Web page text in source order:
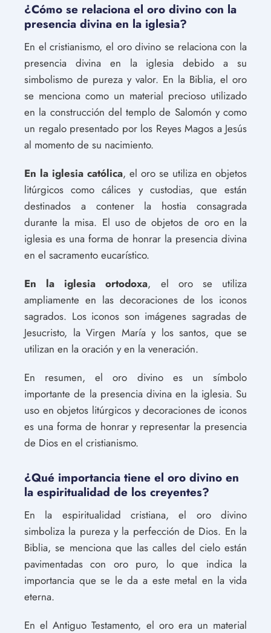
¿Cómo se relaciona el oro divino con la
presencia divina en la iglesia?
En el cristianismo, el oro divino se relaciona con la
presencia divina en la iglesia debido a su
simbolismo de pureza y valor. En la Biblia, el oro
se menciona como un material precioso utilizado
en la construcción del templo de Salomón y como
un regalo presentado por los Reyes Magos a Jesús
al momento de su nacimiento.
En la iglesia católica, el oro se utiliza en objetos
litúrgicos como cálices y custodias, que están
destinados a contener la hostia consagrada
durante la misa. El uso de objetos de oro en la
iglesia es una forma de honrar la presencia divina
en el sacramento eucarístico.
En la iglesia ortodoxa, el oro se utiliza
ampliamente en las decoraciones de los iconos
sagrados. Los iconos son imágenes sagradas de
Jesucristo, la Virgen María y los santos, que se
utilizan en la oración y en la veneración.
En resumen, el oro divino es un símbolo
importante de la presencia divina en la iglesia. Su
uso en objetos litúrgicos y decoraciones de iconos
es una forma de honrar y representar la presencia
de Dios en el cristianismo.
¿Qué importancia tiene el oro divino en
la espiritualidad de los creyentes?
En la espiritualidad cristiana, el oro divino
simboliza la pureza y la perfección de Dios. En la
Biblia, se menciona que las calles del cielo están
pavimentadas con oro puro, lo que indica la
importancia que se le da a este metal en la vida
eterna.
En el Antiguo Testamento, el oro era un material